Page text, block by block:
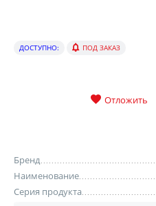
ДОСТУПНО: ПОД ЗАКАЗ
Отложить
Бренд
Наименование
Серия продукта